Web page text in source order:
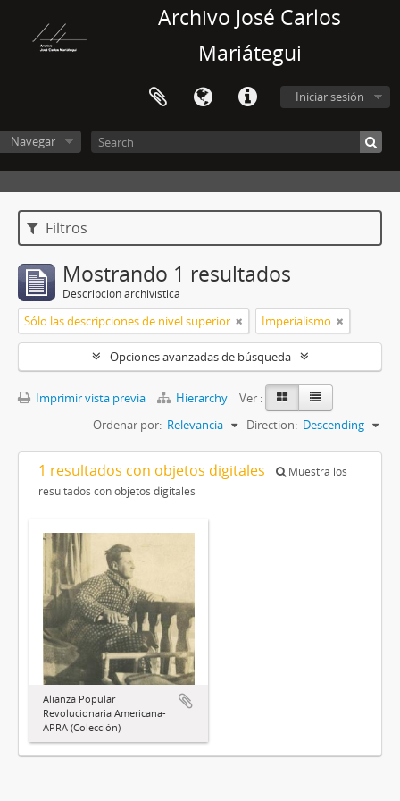
Archivo José Carlos
Mariátegui
Iniciar sesión
Navegar
Filtros
Mostrando 1 resultados
Descripción archivística
Sólo las descripciones de nivel superior Imperialismo
Opciones avanzadas de búsqueda
Imprimir vista previa Hierarchy
Ver :
Ordenar por: Relevancia Direction: Descending
1 resultados con objetos digitales
Muestra los
resultados con objetos digitales
Alianza Popular
Revolucionaria Americana-
APRA (Colección)